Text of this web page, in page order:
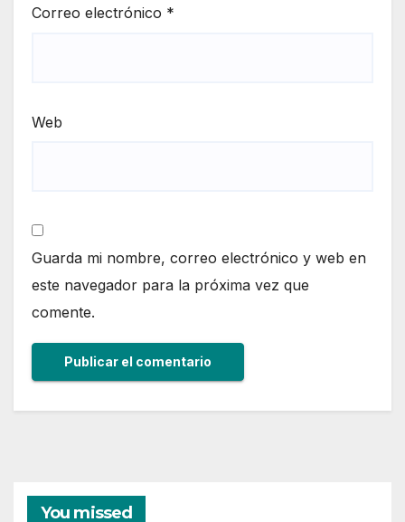
Correo electrónico *
Web
Guarda mi nombre, correo electrónico y web en
este navegador para la próxima vez que
comente.
You missed